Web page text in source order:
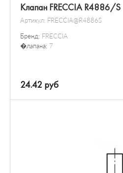
Клапан FRECCIA R4886/S
Артикул: FRECCIA@R4886S
Бренд: FRECCIA
�лапана: 7
24.42 руб